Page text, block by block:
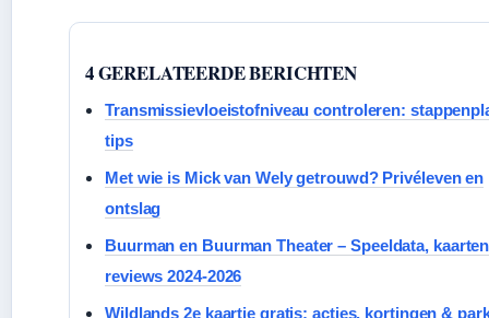
4 GERELATEERDE BERICHTEN
Transmissievloeistofniveau controleren:
tips
Met wie is Mick van Wely getrouwd? Privéleven en
ontslag
Buurman en Buurman Theater – Speeldata,
reviews 2024-2026
Wildlands 2e kaartje gratis: acties, kortingen &